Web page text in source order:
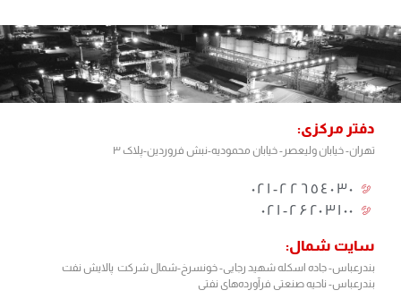
دفتر مرکزی:
تهران- خیابان ولیعصر- خیابان محمودیه-نبش فروردین-پلاک ۳
٢٢٦٥٤٠٣٠-٠٢١
۰۲۱-۲۶۲۰۳۱۰۰
سایت شمال:
بندرعباس- جاده اسکله شهید رجایی- خونسرخ-شمال شرکت پالایش نفت
بندرعباس- ناحیه صنعتی فرآورده‌های نفتی